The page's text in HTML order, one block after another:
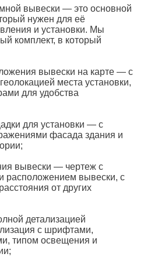
вывески — это основной
нужен для её
и установки. Мы
комплект, в который
вывески на карте — с
места установки,
для удобства
для установки — с
фасада здания и
вывески — чертеж с
расположением вывески, с
от других
детализацией
с шрифтами,
типом освещения и